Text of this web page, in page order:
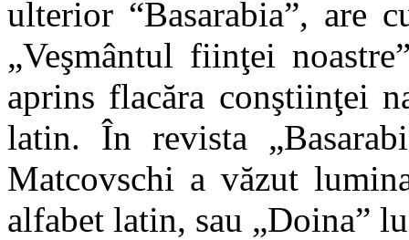
ulterior “Basarabia”, are
„Veşmântul fiinţei
aprins flacăra conştiinţei
latin. În revista
Matcovschi a văzut
alfabet latin, sau „Doina”